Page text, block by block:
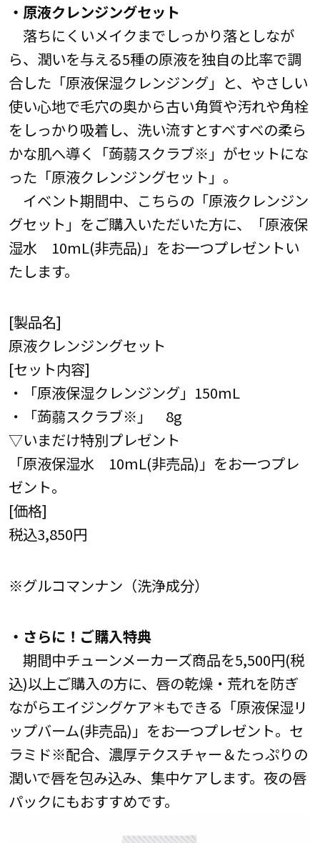
・原液クレンジングセット
落ちにくいメイクまでしっかり落としなが
ら、潤いを与える5種の原液を独自の比率で調
合した「原液保湿クレンジング」と、やさしい
使い心地で毛穴の奥から古い角質や汚れや角栓
をしっかり吸着し、洗い流すとすべすべの柔ら
かな肌へ導く「蒟蒻スクラブ※」がセットにな
った「原液クレンジングセット」。
イベント期間中、こちらの「原液クレンジン
グセット」をご購入いただいた方に、「原液保
湿水 10mL(非売品)」をお一つプレゼントい
たします。
[製品名]
原液クレンジングセット
[セット内容]
・「原液保湿クレンジング」150mL
・「蒟蒻スクラブ※」 8g
▽いまだけ特別プレゼント
「原液保湿水 10mL(非売品)」をお一つプレ
ゼント。
[価格]
税込3,850円
※グルコマンナン（洗浄成分）
・さらに！ご購入特典
期間中チューンメーカーズ商品を5,500円(税
込)以上ご購入の方に、唇の乾燥・荒れを防ぎ
ながらエイジングケア＊もできる「原液保湿リ
ップバーム(非売品)」をお一つプレゼント。セ
ラミド※配合、濃厚テクスチャー＆たっぷりの
潤いで唇を包み込み、集中ケアします。夜の唇
パックにもおすすめです。